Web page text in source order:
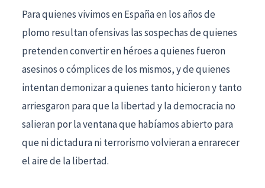
Para quienes vivimos en España en los años de
plomo resultan ofensivas las sospechas de quienes
pretenden convertir en héroes a quienes fueron
asesinos o cómplices de los mismos, y de quienes
intentan demonizar a quienes tanto hicieron y tanto
arriesgaron para que la libertad y la democracia no
salieran por la ventana que habíamos abierto para
que ni dictadura ni terrorismo volvieran a enrarecer
el aire de la libertad.